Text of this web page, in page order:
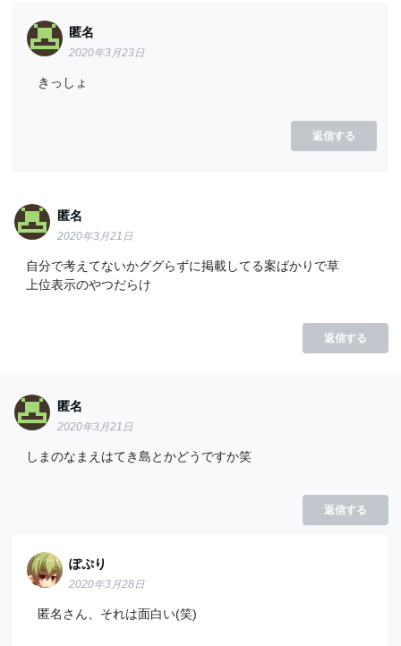
匿名
2020年3月23日
きっしょ
返信する
匿名
2020年3月21日
自分で考えてないかググらずに掲載してる案ばかりで草
上位表示のやつだらけ
返信する
匿名
2020年3月21日
しまのなまえはてき島とかどうですか笑
返信する
ぽぷり
2020年3月28日
匿名さん、それは面白い(笑)